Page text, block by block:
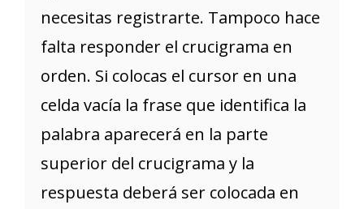
necesitas registrarte. Tampoco hace
falta responder el crucigrama en
orden. Si colocas el cursor en una
celda vacía la frase que identifica la
palabra aparecerá en la parte
superior del crucigrama y la
respuesta deberá ser colocada en